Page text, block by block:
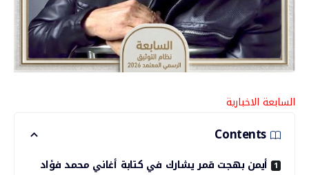
السابعة الاخبارية
Contents
أيمن بهجت قمر يشارك في كتابة أغاني محمد فؤاد